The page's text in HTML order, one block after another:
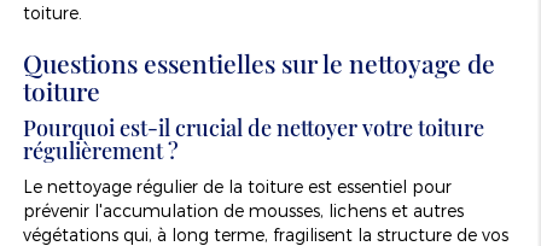
toiture.
Questions essentielles sur le nettoyage de
toiture
Pourquoi est-il crucial de nettoyer votre toiture
régulièrement ?
Le nettoyage régulier de la toiture est essentiel pour
prévenir l'accumulation de mousses, lichens et autres
végétations qui, à long terme, fragilisent la structure de vos